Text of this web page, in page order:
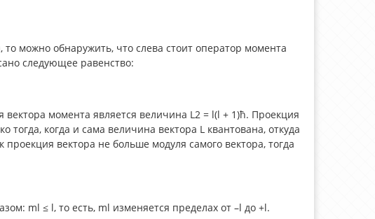
то можно обнаружить, что слева стоит оператор момента
следующее равенство:
момента является величина L2 = l(l + 1)ħ. Проекция
когда и сама величина вектора L квантована, откуда
вектора не больше модуля самого вектора, тогда
ml ≤ l, то есть, ml изменяется пределах от –l до +l.